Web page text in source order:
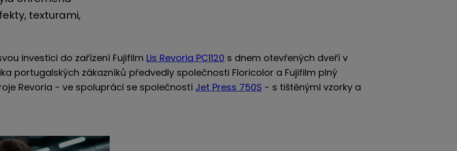
texturami,
investici do zařízení Fujifilm Lis Revoria PC1120 s dnem otevřených dveří v
portugalských zákazníků předvedly společnosti Floricolor a Fujifilm plný
Revoria - ve spolupráci se společností Jet Press 750S - s tištěnými vzorky a